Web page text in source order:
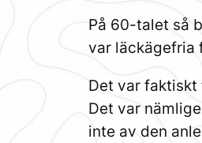
På 60-talet så
var läckägefria
Det var
Det var
inte av den